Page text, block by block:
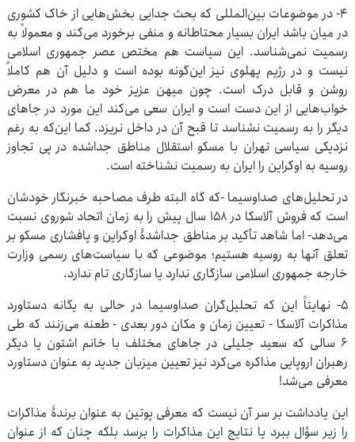
۴- در موضوعات بین‌المللی که بحث جدایی بخش‌هایی از خاک کشوری
در میان باشد ایران بسیار محتاطانه و منفی برخورد می‌کند و معمولاً به
رسمیت نمی‌شناسد. این سیاست هم مختص عصر جمهوری اسلامی
نیست و در رژیم پهلوی نیز این‌گونه بوده است و دلیل آن هم کاملاً
روشن و قابل درک است. چون میهن عزیز خود ما هم در معرض
خواب‌هایی از این دست است و ایران سعی می‌کند این مورد در جاهای
دیگر را به رسمیت نشناسد تا قبح آن در داخل نریزد. کما این‌که به رغم
نزدیکی سیاسی تهران با مسکو استقلال مناطق جداشده در پی تجاوز
روسیه به اوکراین را ایران به رسمیت نشناخته است.
در تحلیل‌های صداوسیما -که گاه البته طرف مصاحبه خبرنگار خودشان
است که فروش آلاسکا در ۱۵۸ سال پیش را به زمان اتحاد شوروی نسبت
می‌دهد- اما شاهد تأکید بر مناطق جداشدۀ اوکراین و پافشاری مسکو بر
تعلق آنها به روسیه هستیم؛ موضوعی که با سیاست‌های رسمی وزارت
خارجه جمهوری اسلامی سازگاری ندارد یا سازگاری تام ندارد.
۵- نهایتاً این که تحلیل‌گران صداوسیما در حالی به یگانه دستاورد
مذاکرات آلاسکا - تعیین زمان و مکان دور بعدی - طعنه می‌زنند که طی
۶ سالی که سعید جلیلی در جاهای مختلف با خانم اشتون یا دیگر
رهبران اروپایی مذاکره می‌کرد نیز تعیین میزبان جدید به عنوان دستاورد
معرفی می‌شد!
این یادداشت بر سر آن نیست که معرفی پوتین به عنوان برندۀ مذاکرات
را زیر سؤال ببرد یا نتایج این مذاکرات را برسد بلکه چنان که از عنوان